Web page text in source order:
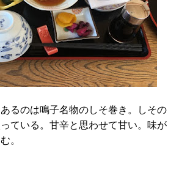
るのは鳴子名物のしそ巻き。しその
ている。甘辛と思わせて甘い。味が
。